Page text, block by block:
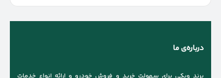
کنید
درباره‌ی ما
برند ویکی برای سهولت خرید و فروش خودرو و ارائه انواع خدمات